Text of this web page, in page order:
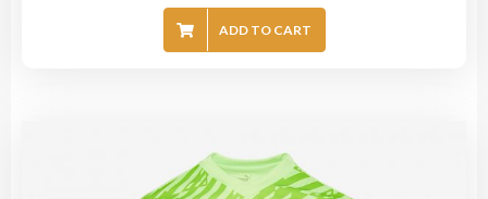
ADD TO CART